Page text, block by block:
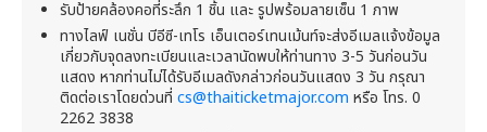
รับป้ายคล้องคอที่ระลึก 1 ชิ้น และ รูปพร้อมลายเซ็น 1 ภาพ
ทางไลฟ์ เนชั่น บีอีซี-เทโร เอ็นเตอร์เทนเม้นท์จะส่งอีเมลแจ้งข้อมูล
เกี่ยวกับจุดลงทะเบียนและเวลานัดพบให้ท่านทาง 3-5 วันก่อนวัน
แสดง หากท่านไม่ได้รับอีเมลดังกล่าวก่อนวันแสดง 3 วัน กรุณา
ติดต่อเราโดยด่วนที่ cs@thaiticketmajor.com หรือ โทร. 0
2262 3838